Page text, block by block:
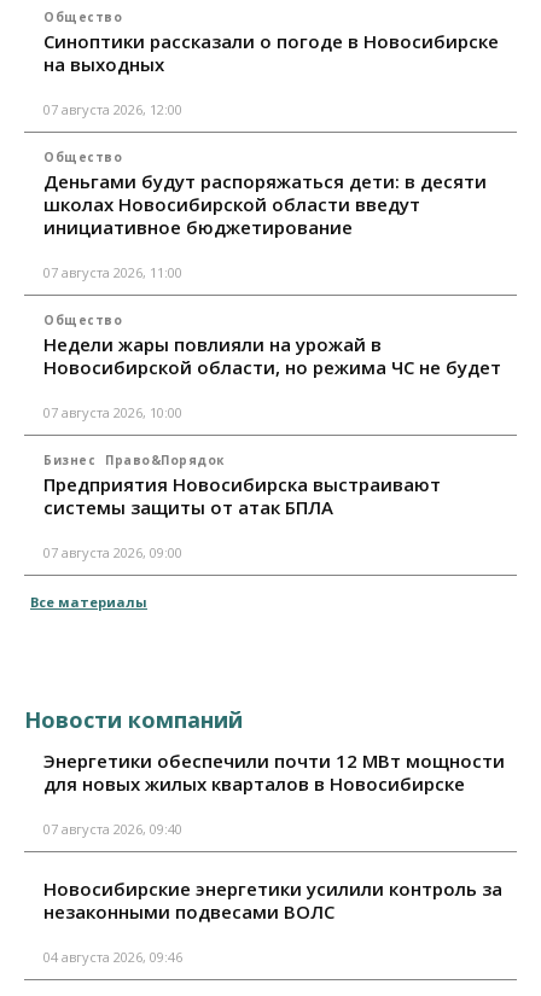
Общество
Синоптики рассказали о погоде в Новосибирске
на выходных
07 августа 2026, 12:00
Общество
Деньгами будут распоряжаться дети: в десяти
школах Новосибирской области введут
инициативное бюджетирование
07 августа 2026, 11:00
Общество
Недели жары повлияли на урожай в
Новосибирской области, но режима ЧС не будет
07 августа 2026, 10:00
Бизнес Право&Порядок
Предприятия Новосибирска выстраивают
системы защиты от атак БПЛА
07 августа 2026, 09:00
Все материалы
Новости компаний
Энергетики обеспечили почти 12 МВт мощности
для новых жилых кварталов в Новосибирске
07 августа 2026, 09:40
Новосибирские энергетики усилили контроль за
незаконными подвесами ВОЛС
04 августа 2026, 09:46